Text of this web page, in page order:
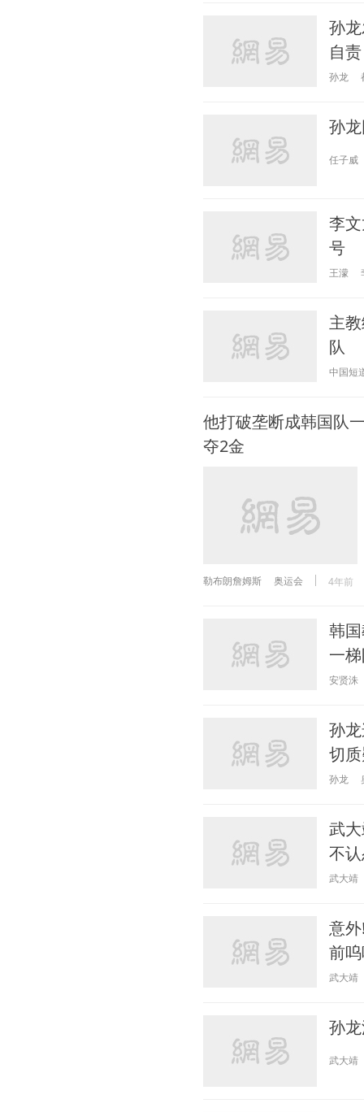
孙
自责
孙龙
孙
任子威
李
号
王濛
主
队
中国短
他打破垄断成韩国队
夺2金
勒布朗詹姆斯 奥运会 4年前
韩
一
安贤洙
孙
切
孙龙
武
不
武大靖
意
前
武大靖
孙
武大靖